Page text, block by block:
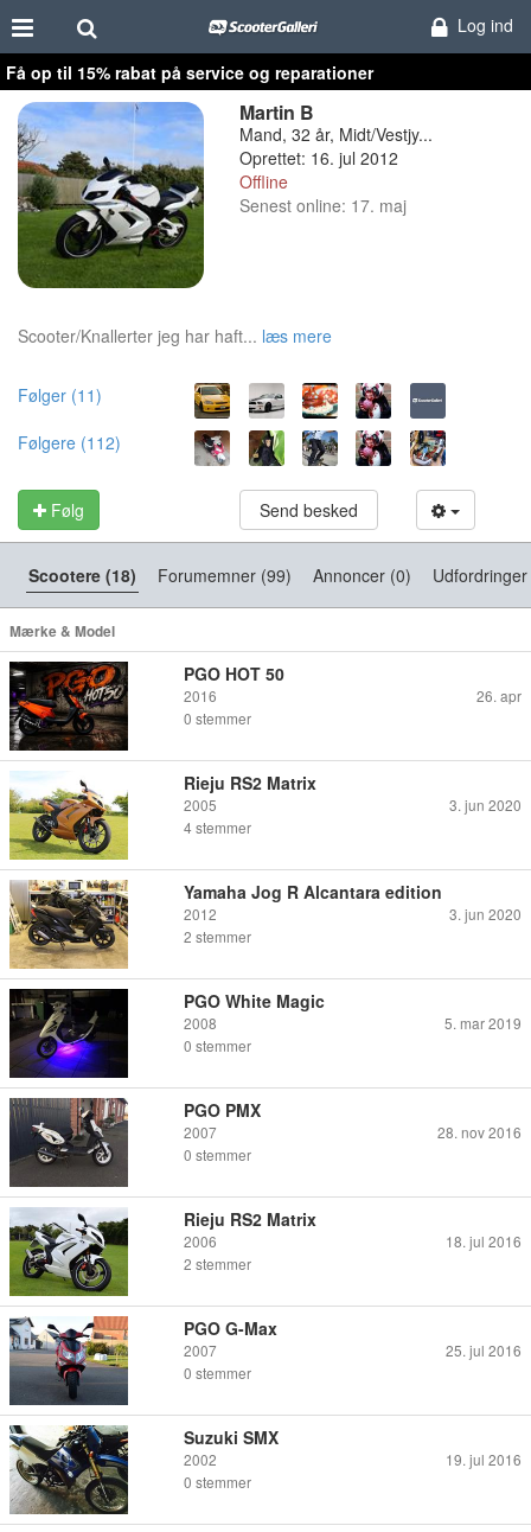
Log ind
Få op til 15% rabat på service og reparationer
Martin B
Mand, 32 år, Midt/Vestjy...
Oprettet: 16. jul 2012
Offline
Senest online: 17. maj
Scooter/Knallerter jeg har haft... læs mere
Følger (11)
Følgere (112)
Følg Send besked
Scootere (18) Forumemner (99) Annoncer (0)
Mærke & Model
PGO HOT 50
2016
26. apr
0 stemmer
Rieju RS2 Matrix
2005
3. jun 2020
4 stemmer
Yamaha Jog R Alcantara edition
2012
3. jun 2020
2 stemmer
PGO White Magic
2008
5. mar 2019
0 stemmer
PGO PMX
2007
28. nov 2016
0 stemmer
Rieju RS2 Matrix
2006
18. jul 2016
2 stemmer
PGO G-Max
2007
25. jul 2016
0 stemmer
Suzuki SMX
2002
19. jul 2016
0 stemmer